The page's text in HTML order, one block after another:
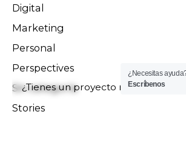
Digital
Marketing
Personal
Perspectives
Sin categoría
Stories
¿Tienes un proyecto nuevo?
¿Necesitas
Escríbenos